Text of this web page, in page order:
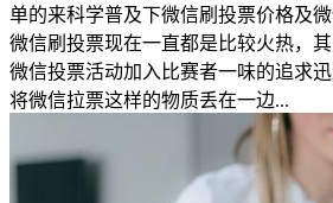
单的来科学普及下微信刷投票价格及
微信刷投票现在一直都是比较火热，
微信投票活动加入比赛者一味的追求
将微信拉票这样的物质丢在一边...